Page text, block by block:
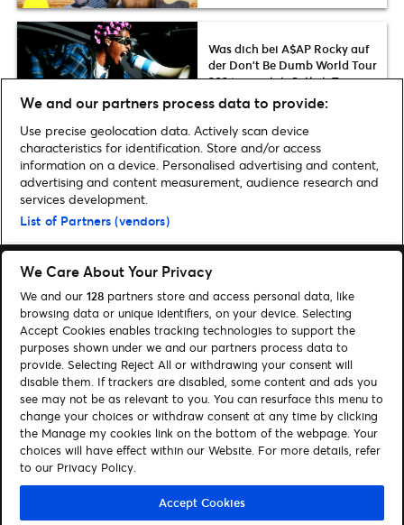
Was dich bei A$AP Rocky auf
der Don’t Be Dumb World Tour
2026 erwartet: Setlist, Termine
& News
Home Musik
TJARK präsentiert sein Debütalbum „auch wenn’s uns
morgen nicht mehr gibt“ auf seiner Deutschland-Tour 2026 | Tickets & Infos
Suchen
Cookie-Einwilligungstool
Autor*innen
Kontakt
Impressum
Tickets
Folge uns:
Visit Facebook (opens in a new window)
Visit Twitter (opens in a new window)
Visit Instagram (opens in a new window)
Visit Youtube (opens in a new window)
Visit Tiktok (opens in a new
Visit Xing (opens in a new
We and our partners process data to provide:
Use precise geolocation data. Actively scan device
characteristics for identification. Store and/or access
information on a device. Personalised advertising and content,
advertising and content measurement, audience research and
services development.
List of Partners (vendors)
We Care About Your Privacy
We and our 128 partners store and access personal data, like
browsing data or unique identifiers, on your device. Selecting
Accept Cookies enables tracking technologies to support the
purposes shown under we and our partners process data to
provide. Selecting Reject All or withdrawing your consent will
disable them. If trackers are disabled, some content and ads you
see may not be as relevant to you. You can resurface this menu to
change your choices or withdraw consent at any time by clicking
the Manage my cookies link on the bottom of the webpage. Your
choices will have effect within our Website. For more details, refer
to our Privacy Policy.
Accept Cookies